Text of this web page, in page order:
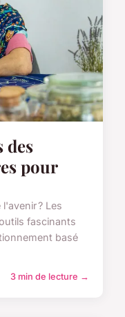
des
pour
? Les
fascinants
basé
3 min de lecture →